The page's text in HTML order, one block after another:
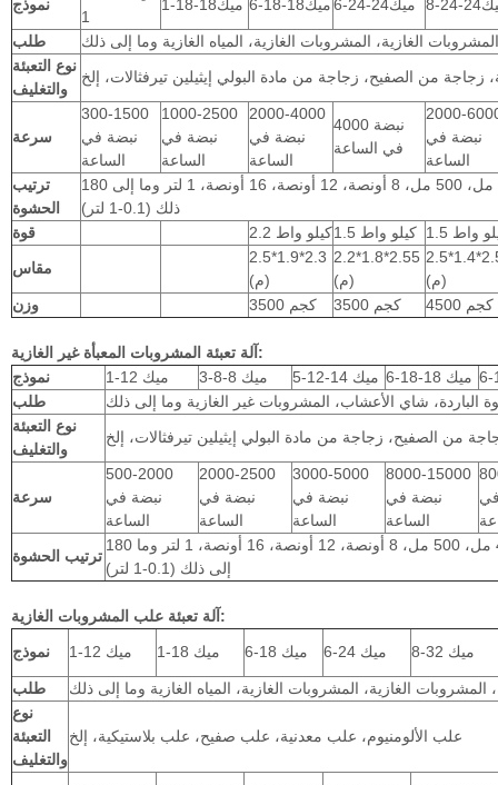
نموذج
1
ميك18-18-1 ميك18-18-6 ميك24-24-6 24-8
طلب
المشروبات الغازية، المشروبات الغازية، المياه الغازية وما إلى ذلك
نوع التعبئة
والتغليف
زجاجة من الصفيح، زجاجة من مادة البولي إيثيلين تيرفثالات، إلخ
سرعة
300-1500
نبضة في
الساعة
1000-2500
نبضة في
الساعة
2000-4000
نبضة في
الساعة
4000 نبضة
في الساعة
2000-
نبضة في
الساعة
ترتيب
الحشوة
180 مل، 250 مل، 330 مل، 355 مل، 440 مل، 500 مل، 8 أونصة، 12 أونصة، 16 أونصة، 1 لتر وما إلى
ذلك (0.1-1 لتر)
قوة
2.2 كيلو واط 1.5 كيلو واط
كيلو واط
مقاس
2.5*1.9*2.3
(م)
2.2*1.8*2.55
(م)
(م)
وزن
3500 كجم 3500 كجم 4500 كجم
آلة تعبئة المشروبات المعبأة غير الغازية:
نموذج
ميك 12-1 ميك 8-8-3 ميك 14-12-5
ميك 18-18-6
طلب
الباردة، شاي الأعشاب، المشروبات غير الغازية وما إلى ذلك
نوع التعبئة
والتغليف
من الصفيح، زجاجة من مادة البولي إيثيلين تيرفثالات، إلخ
سرعة
500-2000
نبضة في
الساعة
2000-2500
نبضة في
الساعة
3000-5000
نبضة في
الساعة
8000-15000
نبضة في
الساعة
ترتيب الحشوة
180 مل، 250 مل، 330 مل، 355 مل، 440 مل، 500 مل، 8 أونصة، 12 أونصة، 16 أونصة، 1 لتر وما
إلى ذلك (0.1-1 لتر)
آلة تعبئة علب المشروبات الغازية:
نموذج
ميك 12-1 ميك 18-1 ميك 18-6 ميك 24-6 ميك 32-8
طلب
المشروبات الغازية، المشروبات الغازية، المياه الغازية وما إلى ذلك
نوع
التعبئة
والتغليف
علب الألومنيوم، علب معدنية، علب صفيح، علب بلاستيكية، إلخ